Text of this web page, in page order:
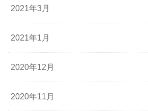
2021年3月
2021年1月
2020年12月
2020年11月